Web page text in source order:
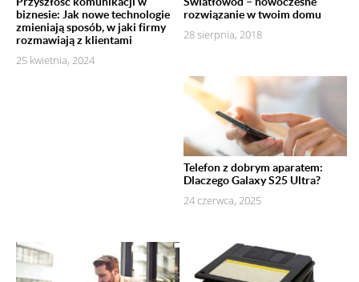
biznesie: Jak nowe technologie
zmieniają sposób, w jaki firmy
rozmawiają z klientami
25 kwietnia, 2024
rozwiązanie w twoim domu
28 sierpnia, 2018
Telefon z dobrym aparatem:
Dlaczego Galaxy S25 Ultra?
24 czerwca, 2025